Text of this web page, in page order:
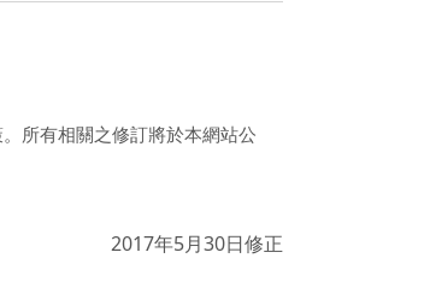
所有相關之修訂將於本網站公
2017年5月30日修正